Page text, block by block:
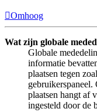
Omhoog
Wat zijn globale
Globale
informatie
plaatsen tegen
plaatsen hangt af
ingesteld door de